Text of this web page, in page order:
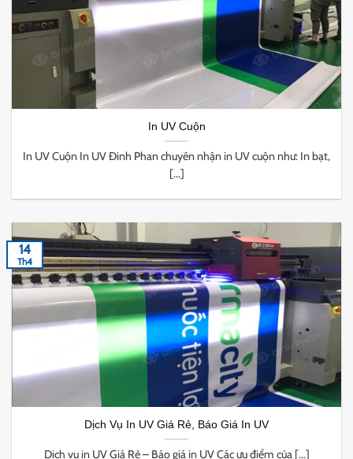
In UV Cuộn
In UV Cuộn In UV Đinh Phan chuyên nhận in UV cuộn như: In bạt,
[...]
Dịch Vụ In UV Giá Rẻ, Báo Giá In UV
Dịch vụ in UV Giá Rẻ – Báo giá in UV Các ưu điểm của [...]
14
Th4